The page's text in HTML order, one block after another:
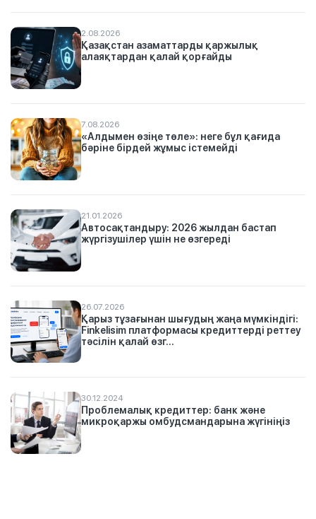
2.08.2026
Қазақстан азаматтарды қаржылық
алаяқтардан қалай қорғайды
7.08.2026
«Алдымен өзіңе төле»: неге бұл қағида
бәріне бірдей жұмыс істемейді
21.01.2026
Автосақтандыру: 2026 жылдан бастап
жүргізушілер үшін не өзгереді
26.07.2026
Қарыз тұзағынан шығудың жаңа мүмкіндігі:
Finkelisim платформасы кредиттерді реттеу
тәсілін қалай өзг...
30.12.2024
Проблемалық кредиттер: банк және
микроқаржы омбудсмандарына жүгініңіз